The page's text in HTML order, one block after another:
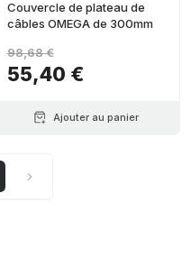
Couvercle de plateau de
câbles OMEGA de 300mm
55,40 €
98,68 €
Ajouter au panier